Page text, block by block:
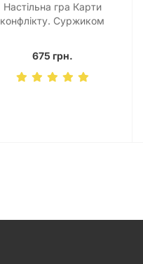
Настільна гра Карти
конфлікту. Суржиком
675 грн.